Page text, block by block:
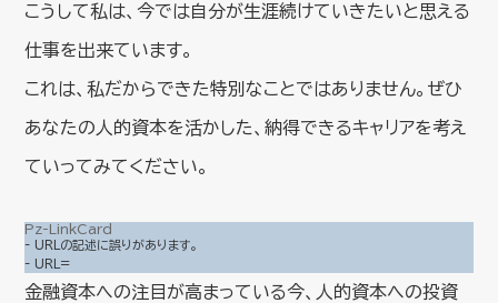
こうして私は、今では自分が生涯続けていきたいと思える
仕事を出来ています。
これは、私だからできた特別なことではありません。ぜひ
あなたの人的資本を活かした、納得できるキャリアを考え
ていってみてください。
Pz-LinkCard
- URLの記述に誤りがあります。
- URL=
金融資本への注目が高まっている今、人的資本への投資